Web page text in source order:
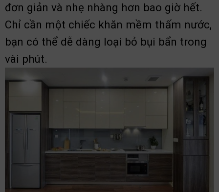
đơn giản và nhẹ nhàng hơn bao giờ hết.
Chỉ cần một chiếc khăn mềm thấm nước,
bạn có thể dễ dàng loại bỏ bụi bẩn trong
vài phút.